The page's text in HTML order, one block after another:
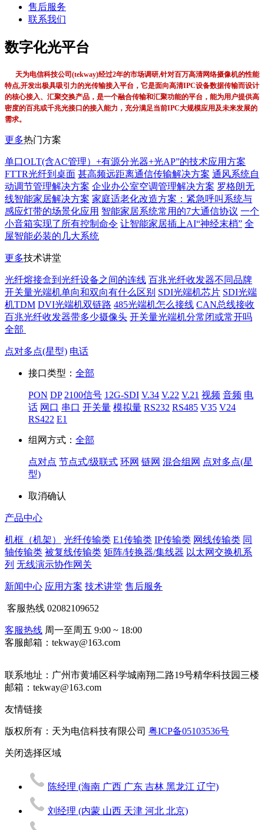
售后服务
联系我们
数字化光平台
天为电信科技公司(tekway)经过2年的市场调研,针对百万高清网络摄像机的性能
特点,开发出极具吸引力的光传输接入平台，它是面向高清IPC设备数据传输而设计
的核心接入、汇聚交换产品，是一个融合传输和汇聚功能的平台，能为用户提供高
密度的百兆或千兆光接口的接入能力，充分满足当前IPC大规模应用及未来发展的
需求。
更多热门方案
单口OLT(含AC管理）+有源分光器+光AP”的技术应用方案
FTTR光纤到桌面 甚高频远距离通信传输解决方案 通风系统自
动调节管理解决方案 企业办公室空调管理解决方案 罗格朗无
线智能家居解决方案 家庭适老化改造方案：紧急呼叫系统与
感应灯带的场景化应用 智能家居系统常用的7大通信协议 一个
小音箱实现了所有控制命令 让智能家居插上AI“神经末梢” 全
屋智能必装的几大系统
更多技术讲堂
光纤熔接盒到光纤设备之间的连线 百兆光纤收发器不同品牌
开关量光端机单向和双向有什么区别 SDI光端机芯片 SDI光端
机TDM DVI光端机双链路 485光端机怎么接线 CAN总线接收
百兆光纤收发器带多少摄像头 开关量光端机分常闭或常开吗
全部
点对多点(星型) 电话
接口类型： 全部
PON DP 2100信号 12G-SDI V.34 V.22 V.21 视频 音频 电
话 网口 串口 开关量 模拟量 RS232 RS485 V35 V24
RS422 E1
组网方式： 全部
点对点 节点式/级联式 环网 链网 混合组网 点对多点(星
型)
取消确认
产品中心
机框（机架） 光纤传输类 E1传输类 IP传输类 网线传输类 同
轴传输类 被复线传输类 矩阵/转换器/集线器 以太网交换机系
列 无线演示协作网关
新闻中心 应用方案 技术讲堂 售后服务
客服热线 02082109652
客服热线 周一至周五 9:00 ~ 18:00
客服邮箱：tekway@163.com
联系地址： 广州市黄埔区科学城南翔二路19号精华科技园三楼
邮箱：tekway@163.com
友情链接
版权所有：天为电信科技有限公司 粤ICP备05103536号
关闭选择区域
陈经理 (海南 广西 广东 吉林 黑龙江 辽宁)
刘经理 (内蒙 山西 天津 河北 北京)